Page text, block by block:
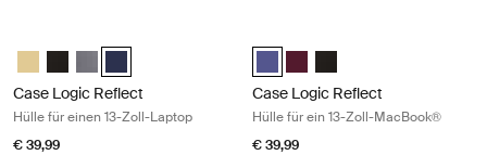
Case Logic Reflect 13" Laptop Sleeve Horizontgelb
Case Logic Reflect 13" Laptop Sleeve Schwarz
Case Logic Reflect 13" Laptop Sleeve Graphit
Case Logic Reflect 13" Laptop Sleeve Dark Blue
Case Logic Reflect
Hülle für einen 13-Zoll-Laptop
€ 39,99
Case Logic Reflect 13"
Case Logic Reflect 13"
Case Logic Reflect 13"
Case Logic Reflect
Hülle für ein 13-Zoll-MacBook®
€ 39,99